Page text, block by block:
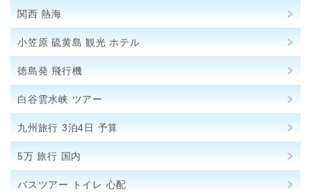
関西 熱海
小笠原 硫黄島 観光 ホテル
徳島発 飛行機
白谷雲水峡 ツアー
九州旅行 3泊4日 予算
5万 旅行 国内
バスツアー トイレ 心配